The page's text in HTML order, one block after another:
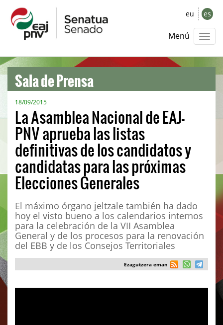
eu es
Menú
Sala de Prensa
18/09/2015
La Asamblea Nacional de EAJ-
PNV aprueba las listas
definitivas de los candidatos y
candidatas para las próximas
Elecciones Generales
El máximo órgano jeltzale también ha dado
hoy el visto bueno a los calendarios internos
para la celebración de la VII Asamblea
General y de los procesos para la renovación
del EBB y de los Consejos Territoriales
Ezagutzera eman